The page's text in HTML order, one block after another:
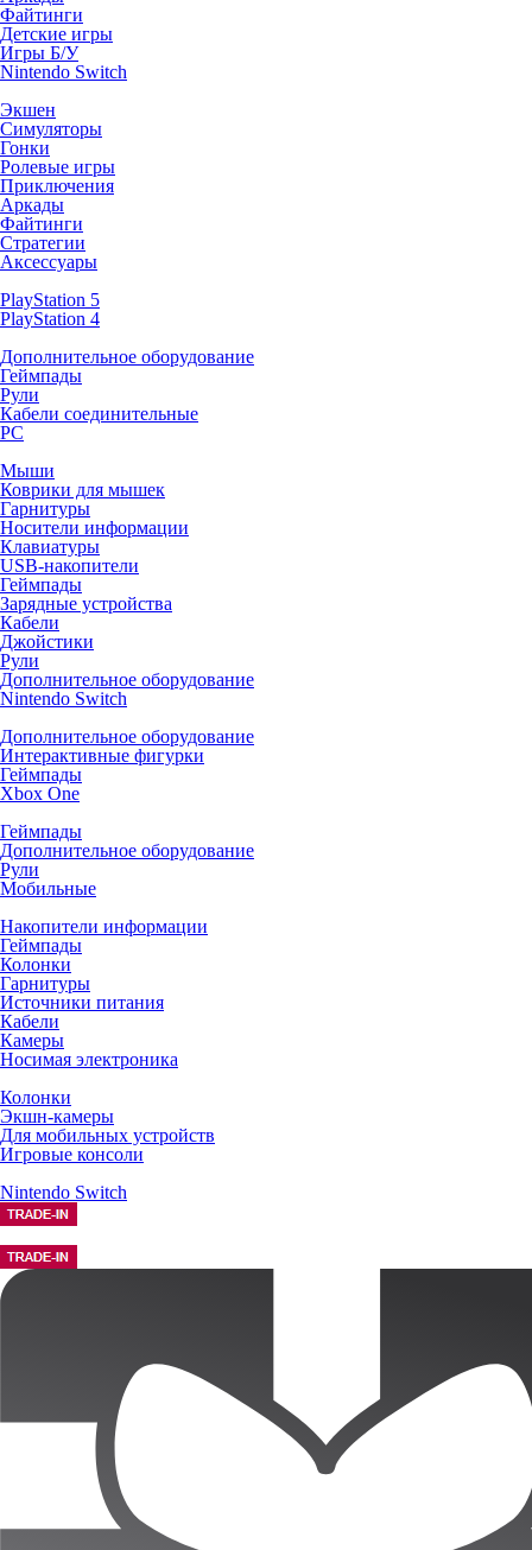
Файтинги
Детские игры
Игры Б/У
Nintendo Switch
Экшен
Симуляторы
Гонки
Ролевые игры
Приключения
Аркады
Файтинги
Стратегии
Аксессуары
PlayStation 5
PlayStation 4
Дополнительное оборудование
Геймпады
Рули
Кабели соединительные
PC
Мыши
Коврики для мышек
Гарнитуры
Носители информации
Клавиатуры
USB-накопители
Геймпады
Зарядные устройства
Кабели
Джойстики
Рули
Дополнительное оборудование
Nintendo Switch
Дополнительное оборудование
Интерактивные фигурки
Геймпады
Xbox One
Геймпады
Дополнительное оборудование
Рули
Мобильные
Накопители информации
Геймпады
Колонки
Гарнитуры
Источники питания
Кабели
Камеры
Носимая электроника
Колонки
Экшн-камеры
Для мобильных устройств
Игровые консоли
Nintendo Switch